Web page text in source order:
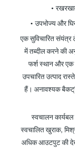
•
• उपभोज्य और
एक सुविचारित संयंत्र
में तब्दील करने की
फर्श स्थान और एक
उपचारित उत्पाद
हैं। अनावश्यक
स्वचालन कार्यबल
स्वचालित खुराक,
अधिक आउटपुट की